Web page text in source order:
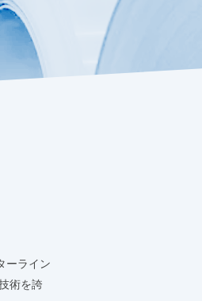
ーライン
術を誇